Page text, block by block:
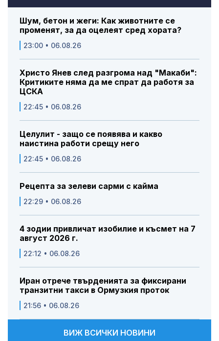
Шум, бетон и жеги: Как животните се
променят, за да оцелеят сред хората?
23:00 • 06.08.26
Христо Янев след разгрома над "Макаби":
Критиките няма да ме спрат да работя за
ЦСКА
22:45 • 06.08.26
Целулит - защо се появява и какво
наистина работи срещу него
22:45 • 06.08.26
Рецепта за зелеви сарми с кайма
22:29 • 06.08.26
4 зодии привличат изобилие и късмет на 7
август 2026 г.
22:12 • 06.08.26
Иран отрече твърденията за фиксирани
транзитни такси в Ормузкия проток
21:56 • 06.08.26
ВИЖ ВСИЧКИ НОВИНИ